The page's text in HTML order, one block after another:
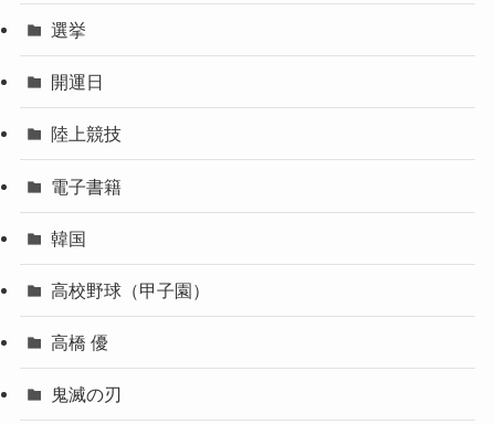
選挙
開運日
陸上競技
電子書籍
韓国
高校野球（甲子園）
高橋 優
鬼滅の刃